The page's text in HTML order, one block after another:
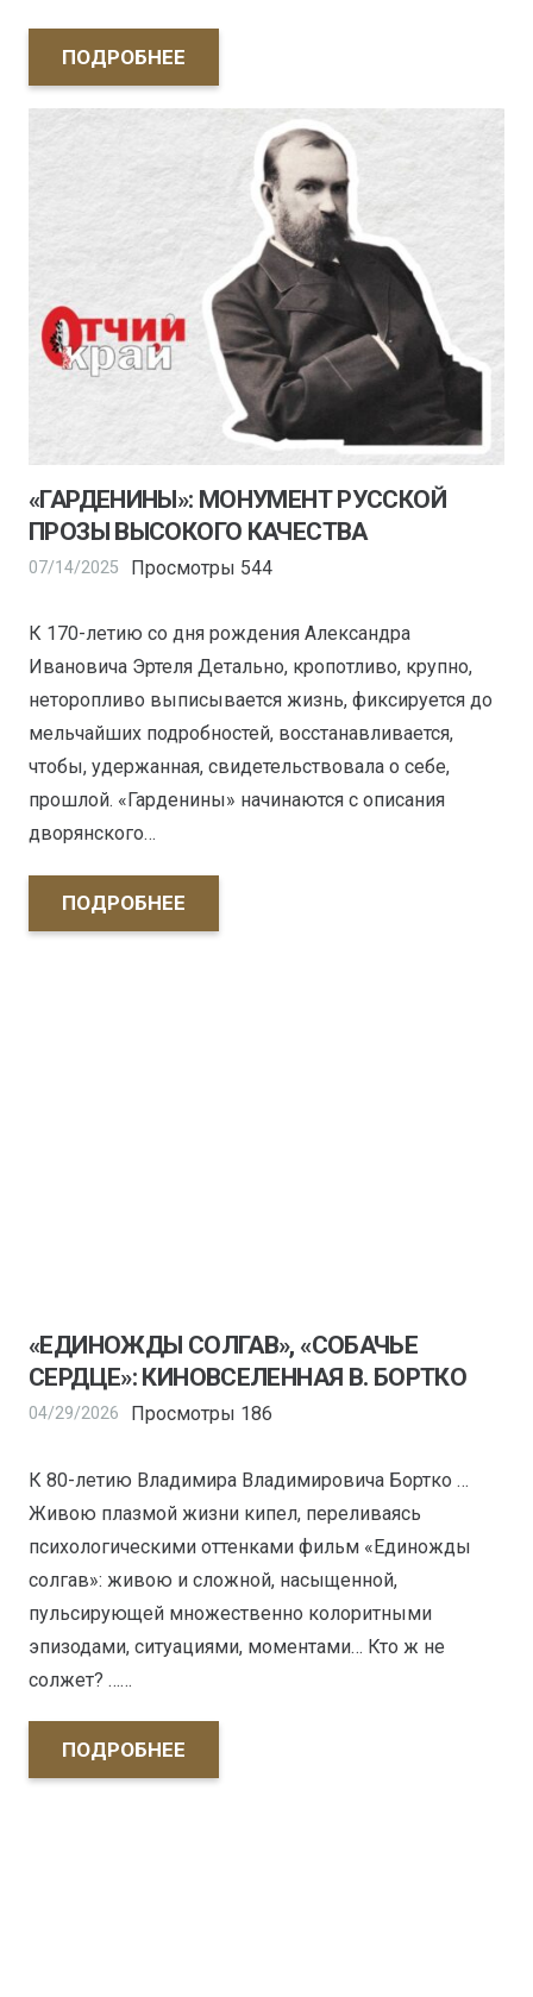
ПОДРОБНЕЕ
«ГАРДЕНИНЫ»: МОНУМЕНТ РУССКОЙ
ПРОЗЫ ВЫСОКОГО КАЧЕСТВА
07/14/2025 Просмотры 544
К 170-летию со дня рождения Александра
Ивановича Эртеля Детально, кропотливо, крупно,
неторопливо выписывается жизнь, фиксируется до
мельчайших подробностей, восстанавливается,
чтобы, удержанная, свидетельствовала о себе,
прошлой. «Гарденины» начинаются с описания
дворянского…
ПОДРОБНЕЕ
«ЕДИНОЖДЫ СОЛГАВ», «СОБАЧЬЕ
СЕРДЦЕ»: КИНОВСЕЛЕННАЯ В. БОРТКО
04/29/2026 Просмотры 186
К 80-летию Владимира Владимировича Бортко …
Живою плазмой жизни кипел, переливаясь
психологическими оттенками фильм «Единожды
солгав»: живою и сложной, насыщенной,
пульсирующей множественно колоритными
эпизодами, ситуациями, моментами… Кто ж не
солжет? ……
ПОДРОБНЕЕ